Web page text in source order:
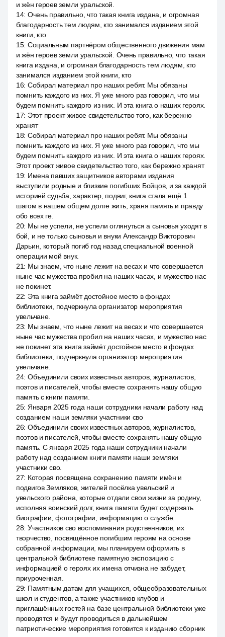
и жён героев земли уральской.
14: Очень правильно, что такая книга издана, и огромная
благодарность тем людям, кто занимался изданием этой
книги, кто
15: Социальным партнёром общественного движения мам
и жён героев земли уральской. Очень правильно, что такая
книга издана, и огромная благодарность тем людям, кто
занимался изданием этой книги, кто
16: Собирал материал про наших ребят. Мы обязаны
помнить каждого из них. Я уже много раз говорил, что мы
будем помнить каждого из них. И эта книга о наших героях.
17: Этот проект живое свидетельство того, как бережно
хранят
18: Собирал материал про наших ребят. Мы обязаны
помнить каждого из них. Я уже много раз говорил, что мы
будем помнить каждого из них. И эта книга о наших героях.
Этот проект живое свидетельство того, как бережно хранят
19: Имена павших защитников авторами издания
выступили родные и близкие погибших Бойцов, и за каждой
историей судьба, характер, подвиг, книга стала ещё 1
шагом в нашем общем долге жить, храня память и правду
обо всех ге.
20: Мы не успели, не успели оглянуться а сыновья уходят в
бой, и не только сыновья и внуки Александр Викторович
Дарьин, который погиб год назад специальной военной
операции мой внук.
21: Мы знаем, что ныне лежит на весах и что совершается
ныне час мужества пробил на наших часах, и мужество нас
не покинет.
22: Эта книга займёт достойное место в фондах
библиотеки, подчеркнула организатор мероприятия
увельчане.
23: Мы знаем, что ныне лежит на весах и что совершается
ныне час мужества пробил на наших часах, и мужество нас
не покинет эта книга займёт достойное место в фондах
библиотеки, подчеркнула организатор мероприятия
увельчане.
24: Объединили своих известных авторов, журналистов,
поэтов и писателей, чтобы вместе сохранять нашу общую
память с книги памяти.
25: Января 2025 года наши сотрудники начали работу над
созданием наши земляки участники сво
26: Объединили своих известных авторов, журналистов,
поэтов и писателей, чтобы вместе сохранять нашу общую
память. С января 2025 года наши сотрудники начали
работу над созданием книги памяти наши земляки
участники сво.
27: Которая посвящена сохранению памяти имён и
подвигов Земляков, жителей посёлка увельский и
увельского района, которые отдали свои жизни за родину,
исполняя воинский долг, книга памяти будет содержать
биографии, фотографии, информацию о службе.
28: Участников сво воспоминания родственников, их
творчество, посвящённое погибшим героям на основе
собранной информации, мы планируем оформить в
центральной библиотеке памятную экспозицию с
информацией о героях их имена отчизна не забудет,
приуроченная.
29: Памятным датам для учащихся, общеобразовательных
школ и студентов, а также участников клубов и
приглашённых гостей на базе центральной библиотеки уже
проводятся и будут проводиться в дальнейшем
патриотические мероприятия готовится к изданию сборник